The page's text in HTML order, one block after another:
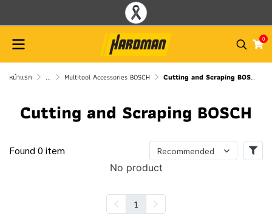
0
หน้าแรก ... Multitool Accessories BOSCH Cutting and Scraping BOSCH
Cutting and Scraping BOSCH
Found 0 item Recommended
No product
1